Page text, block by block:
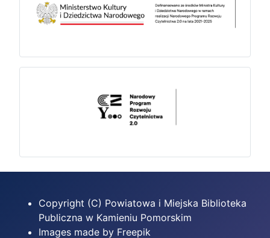
Copyright (C) Powiatowa i Miejska Biblioteka
Publiczna w Kamieniu Pomorskim
Images made by Freepik